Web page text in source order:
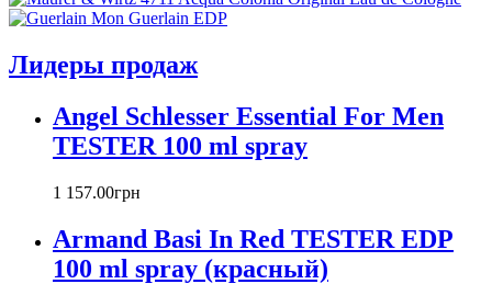
Atelier Cologne
Badgley Mischka
Banana Republic
Barex
Beyonce
Biotherm
Blumarine
Лидеры продаж
Angel Schlesser Essential For Men
TESTER 100 ml spray
1 157.00грн
Armand Basi In Red TESTER EDP
100 ml spray (красный)